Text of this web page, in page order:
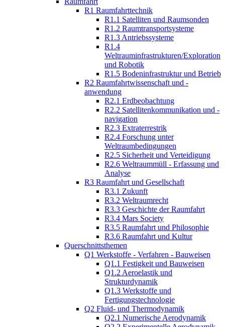
R1 Raumfahrttechnik
R1.1 Satelliten und Raumsonden
R1.2 Raumtransportsysteme
R1.3 Antriebssysteme
R1.4
Weltrauminfrastrukturen/Exploration
und Robotik
R1.5 Bodeninfrastruktur und Betrieb
R2 Raumfahrtwissenschaft und -
anwendung
R2.1 Erdbeobachtung
R2.2 Satellitenkommunikation und -
navigation
R2.3 Extraterrestrik
R2.4 Forschung unter
Weltraumbedingungen
R2.5 Sicherheit und Verteidigung
R2.6 Weltraummüll - Erfassung und
Analyse
R3 Raumfahrt und Gesellschaft
R3.1 Zukunft
R3.2 Weltraumrecht
R3.3 Geschichte der Raumfahrt
R3.4 Mars Society
R3.5 Raumfahrt und Philosophie
R3.6 Raumfahrt und Kultur
Querschnittsthemen
Q1 Werkstoffe - Verfahren - Bauweisen
Q1.1 Festigkeit und Bauweisen
Q1.2 Aeroelastik und
Strukturdynamik
Q1.3 Werkstoffe und
Fertigungstechnologie
Q2 Fluid- und Thermodynamik
Q2.1 Numerische Aerodynamik